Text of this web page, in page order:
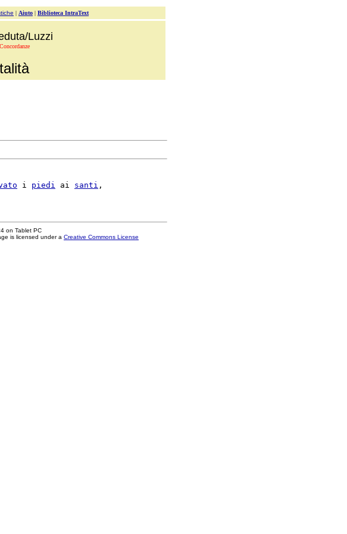
| Aiuto | Biblioteca IntraText
Luzzi
i piedi ai santi ,
on Tablet PC
is licensed under a Creative Commons License